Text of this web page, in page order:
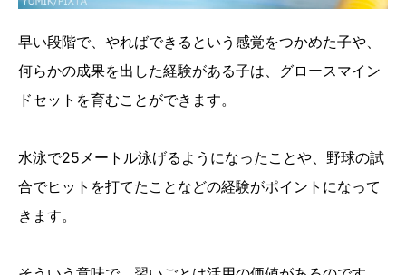
早い段階で、やればできるという感覚をつかめた子や、
何らかの成果を出した経験がある子は、グロースマイン
ドセットを育むことができます。
水泳で25メートル泳げるようになったことや、野球の試
合でヒットを打てたことなどの経験がポイントになって
きます。